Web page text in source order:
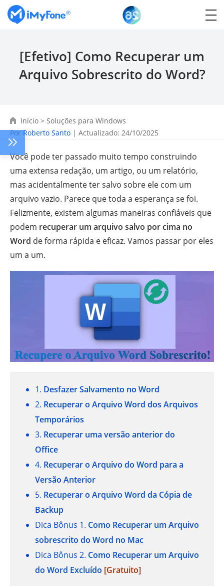
[Efetivo] Como Recuperar um
Arquivo Sobrescrito do Word?
Início > Soluções para Windows
PorRoberto Santo | Actualizado: 24/10/2025
Você pode ter passado muito tempo construindo
uma extensa redação, um artigo, ou um relatório,
mas acidentalmente ter salvo sobre ele com um
arquivo vazio. Parece que toda a esperança se foi.
Felizmente, existem algumas maneiras confiáveis que
podem recuperar um arquivo salvo por cima no
Word de forma rápida e eficaz. Vamos passar por eles
um a um.
1. Desfazer Salvamento no Word
2. Recuperar o Arquivo Word dos Arquivos
Temporários
3. Recuperar uma versão anterior do
Office
4. Recuperar o Arquivo do Word para a
Versão Anterior
5. Recuperar o Arquivo Word da Cópia de
Backup
Dica Bônus 1. Como Recuperar um Arquivo
sobrescrito do Word no Mac
Dica Bônus 2. Como Recuperar um Arquivo
do Word Excluído [Gratuito]